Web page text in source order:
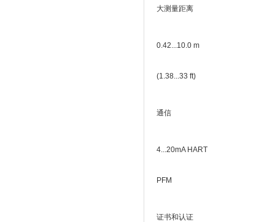
大测量距离
0.42...10.0 m
(1.38...33 ft)
通信
4...20mA HART
PFM
证书和认证